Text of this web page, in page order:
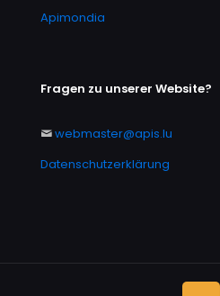
Apimondia
Fragen zu unserer Website?
webmaster@apis.lu
Datenschutzerklärung